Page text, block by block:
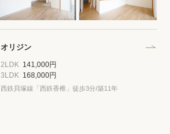
オリジン
2LDK 141,000円
3LDK 168,000円
西鉄貝塚線「西鉄香椎」徒歩3分/築11年